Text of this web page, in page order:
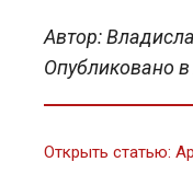
Автор:
Опубликовано
Открыть статью: